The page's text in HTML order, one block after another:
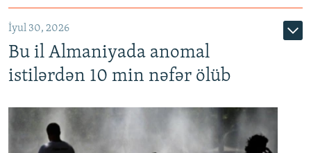
İyul 30, 2026
Bu il Almaniyada anomal
istilərdən 10 min nəfər ölüb